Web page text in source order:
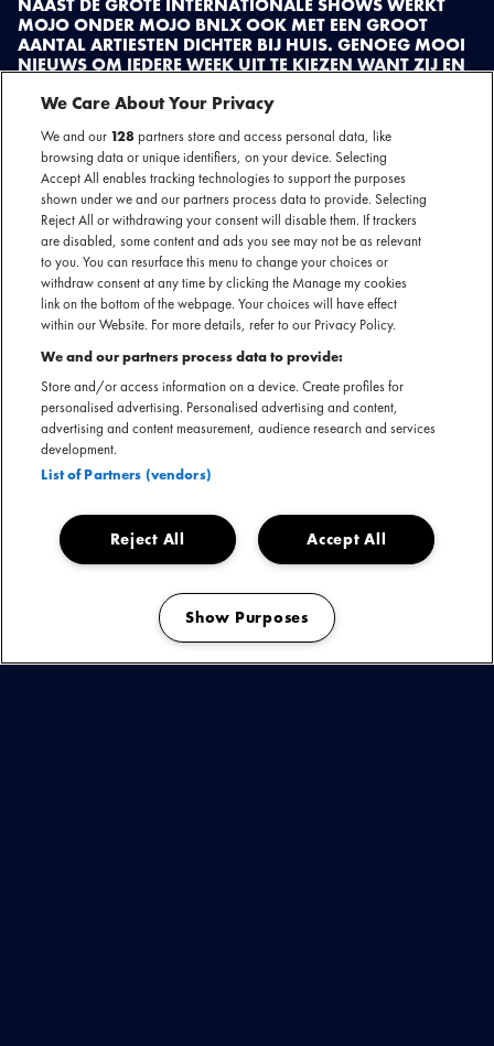
MOJO ONDER MOJO BNLX OOK MET EEN GROOT
AANTAL ARTIESTEN DICHTER BIJ HUIS. GENOEG MOOI
NIEUWS OM IEDERE WEEK UIT TE KIEZEN WANT ZIJ EN
HET EEN EN ANDER UIT.
JAÏR FARIA
Na de release van zijn debuut EP keert Jaïr Faria terug naar het podium met
een gloednieuw hoofdstuk. Op 29 maart presenteert hij een exclusieve try
outs how in Bitterzoet, Amsterdam. Het is een nieuwe show waarin hij voor
het eerst nieuw, nog niet uitgebracht materiaal laat horen.
Jaïr Faria naar Bitterzoet
We Care About Your Privacy
We and our 128partners store and access personal data, like
browsing data or unique identifiers, on your device. Selecting
Accept All enables tracking technologies to support the purposes
shown under we and our partners process data to provide. Selecting
Reject All or withdrawing your consent will disable them. If trackers
are disabled, some content and ads you see may not be as relevant
to you. You can resurface this menu to change your choices or
withdraw consent at any time by clicking the Manage my cookies
link on the bottom of the webpage. Your choices will have effect
within our Website. For more details, refer to our Privacy Policy.
We and our partners process data to provide:
Store and/or access information on a device. Create profiles for
personalised advertising. Personalised advertising and content,
advertising and content measurement, audience research and services
development.
List of Partners (vendors)
Accept All
Reject All
Show Purposes